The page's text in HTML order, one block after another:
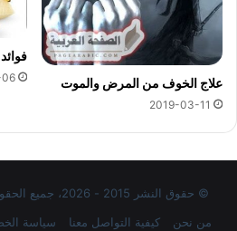
علاج الخوف من المرض والموت
2019-03-11
© حقوق النشر 2015 - 2026، جميع الحقوق محفوظة | الصفحة العربية
من نحن
كيفية التواصل معنا سياسة